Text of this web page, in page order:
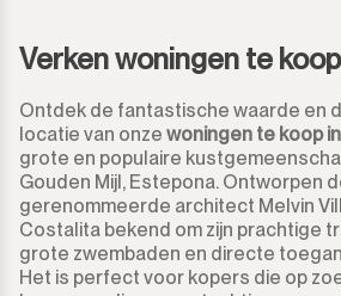
Verken woningen te
Ontdek de fantastische waarde en
locatie van onze woningen te koop
grote en populaire
Gouden Mijl, Estepona. Ontworpen
gerenommeerde architect Melvin
Costalita bekend om zijn prachtige
grote zwembaden en directe
Het is perfect voor kopers die op